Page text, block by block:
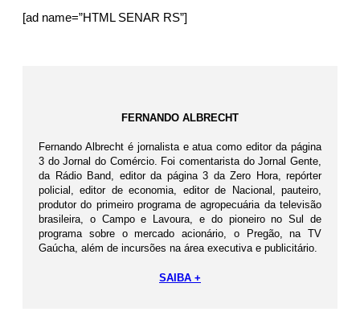
[ad name=”HTML SENAR RS”]
FERNANDO ALBRECHT
Fernando Albrecht é jornalista e atua como editor da página
3 do Jornal do Comércio. Foi comentarista do Jornal Gente,
da Rádio Band, editor da página 3 da Zero Hora, repórter
policial, editor de economia, editor de Nacional, pauteiro,
produtor do primeiro programa de agropecuária da televisão
brasileira, o Campo e Lavoura, e do pioneiro no Sul de
programa sobre o mercado acionário, o Pregão, na TV
Gaúcha, além de incursões na área executiva e publicitário.
SAIBA +